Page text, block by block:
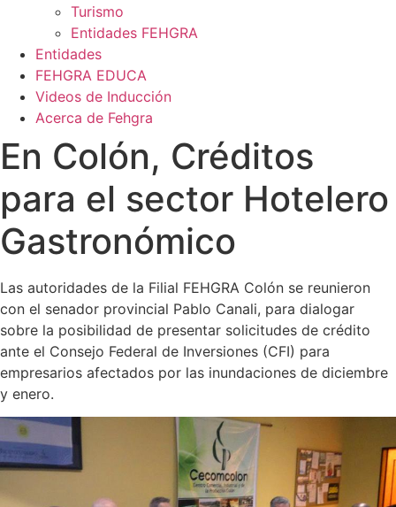
Turismo
Entidades FEHGRA
Entidades
FEHGRA EDUCA
Videos de Inducción
Acerca de Fehgra
En Colón, Créditos
para el sector Hotelero
Gastronómico
Las autoridades de la Filial FEHGRA Colón se reunieron
con el senador provincial Pablo Canali, para dialogar
sobre la posibilidad de presentar solicitudes de crédito
ante el Consejo Federal de Inversiones (CFI) para
empresarios afectados por las inundaciones de diciembre
y enero.